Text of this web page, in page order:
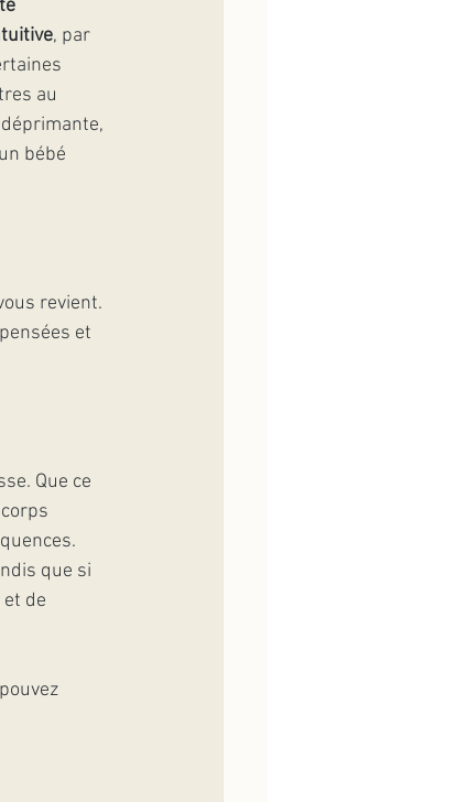
, par
au
bébé
revient.
et
Que ce
que si
de